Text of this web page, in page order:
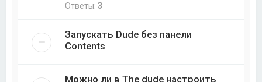
Ответы:3
Запускать Dude без панели
Contents
Можно ли в The dude настроить